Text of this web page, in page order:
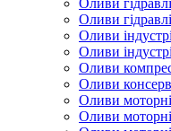
Оливи
Оливи
Оливи
Оливи
Оливи
Оливи
Оливи моторні
Оливи